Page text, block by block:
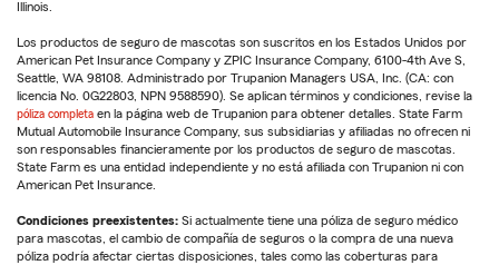
Illinois.
Los productos de seguro de mascotas son suscritos en los Estados Unidos por
American Pet Insurance Company y ZPIC Insurance Company, 6100-4th Ave S,
Seattle, WA 98108. Administrado por Trupanion Managers USA, Inc. (CA: con
licencia No. 0G22803, NPN 9588590). Se aplican términos y condiciones, revise la
póliza completa en la página web de Trupanion para obtener detalles. State Farm
Mutual Automobile Insurance Company, sus subsidiarias y afiliadas no ofrecen ni
son responsables financieramente por los productos de seguro de mascotas.
State Farm es una entidad independiente y no está afiliada con Trupanion ni con
American Pet Insurance.
Condiciones preexistentes: Si actualmente tiene una póliza de seguro médico
para mascotas, el cambio de compañía de seguros o la compra de una nueva
póliza podría afectar ciertas disposiciones, tales como las coberturas para